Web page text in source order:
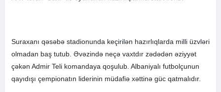
Suraxanı qəsəbə stadionunda keçirilən hazırlıqlarda milli üzvləri
olmadan baş tutub. Əvəzində neçə vaxtdır zədədən əziyyət
çəkən Admir Teli komandaya qoşulub. Albaniyalı futbolçunun
qayıdışı çempionatın liderinin müdafiə xəttinə güc qatmalıdır.